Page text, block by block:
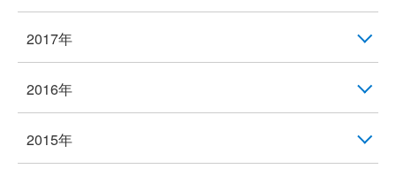
2017年
2016年
2015年